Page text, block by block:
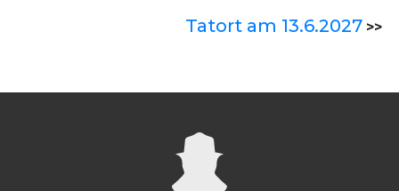
Tatort am 13.6.2027 >>